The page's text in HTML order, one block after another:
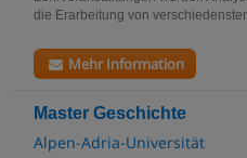
die Erarbeitung von
Mehr Information
Master Geschichte
Alpen-Adria-Universität